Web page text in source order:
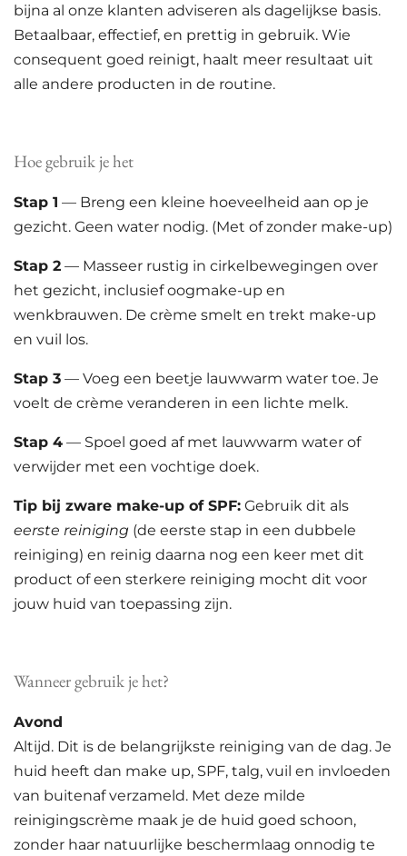
bijna al onze klanten adviseren als dagelijkse basis.
Betaalbaar, effectief, en prettig in gebruik. Wie
consequent goed reinigt, haalt meer resultaat uit
alle andere producten in de routine.
Hoe gebruik je het
Stap 1 — Breng een kleine hoeveelheid aan op je
gezicht. Geen water nodig. (Met of zonder make-up)
Stap 2 — Masseer rustig in cirkelbewegingen over
het gezicht, inclusief oogmake-up en
wenkbrauwen. De crème smelt en trekt make-up
en vuil los.
Stap 3 — Voeg een beetje lauwwarm water toe. Je
voelt de crème veranderen in een lichte melk.
Stap 4 — Spoel goed af met lauwwarm water of
verwijder met een vochtige doek.
Tip bij zware make-up of SPF: Gebruik dit als
eerste reiniging (de eerste stap in een dubbele
reiniging) en reinig daarna nog een keer met dit
product of een sterkere reiniging mocht dit voor
jouw huid van toepassing zijn.
Wanneer gebruik je het?
Avond
Altijd. Dit is de belangrijkste reiniging van de dag. Je
huid heeft dan make up, SPF, talg, vuil en invloeden
van buitenaf verzameld. Met deze milde
reinigingscrème maak je de huid goed schoon,
zonder haar natuurlijke beschermlaag onnodig te